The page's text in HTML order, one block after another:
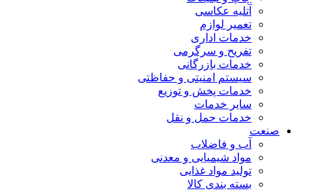
آتلیه عکاسی
تعمیر لوازم
خدمات اداری
تفریح و سرگرمی
خدمات بازرگانی
سیستم امنیتی و حفاظتی
خدمات پخش و توزیع
سایر خدمات
خدمات حمل و نقل
صنعت
آب و فاضلاب
مواد شیمیایی و معدنی
تولید مواد غذایی
بسته بندی کالا